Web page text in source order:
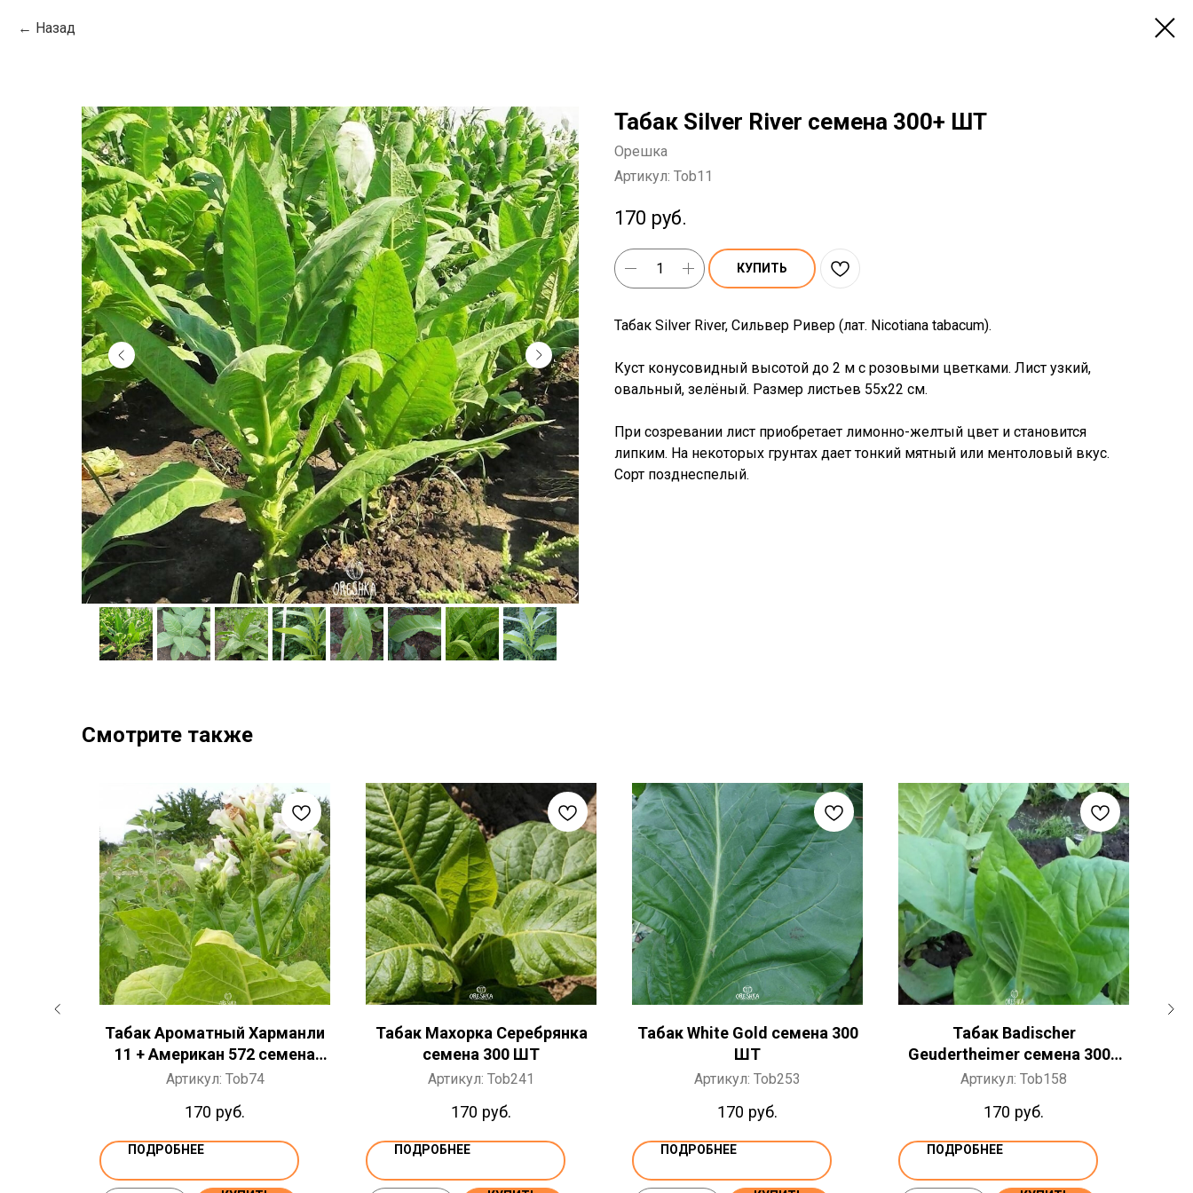
Назад
Табак Silver River семена 300+ ШТ
Орешка
Артикул: Tob11
170 руб.
КУПИТЬ
Табак Silver River, Сильвер Ривер (лат. Nicotiana tabacum).
Куст конусовидный высотой до 2 м с розовыми цветками. Лист узкий,
овальный, зелёный. Размер листьев 55х22 см.
При созревании лист приобретает лимонно-желтый цвет и становится
липким. На некоторых грунтах дает тонкий мятный или ментоловый вкус.
Сорт позднеспелый.
Смотрите также
Табак Ароматный Харманли
11 + Американ 572 семена
300+ ШТ
Артикул: Tob74
170 руб.
ПОДРОБНЕЕ
Табак Махорка Серебрянка
семена 300 ШТ
Артикул: Tob241
170 руб.
ПОДРОБНЕЕ
Табак White Gold семена 300
ШТ
Артикул: Tob253
170 руб.
ПОДРОБНЕЕ
Табак Badischer
Geudertheimer семена 300+
ШТ
Артикул: Tob158
170 руб.
ПОДРОБНЕЕ